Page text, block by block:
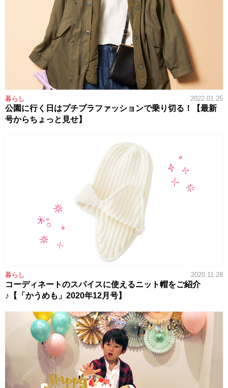
暮らし 2022.01.25
公園に行く日はプチプラファッションで乗り切る！【最新
号からちょっと見せ】
暮らし 2020.11.28
コーディネートのスパイスに使えるニット帽をご紹介
♪【「かうめも」2020年12月号】